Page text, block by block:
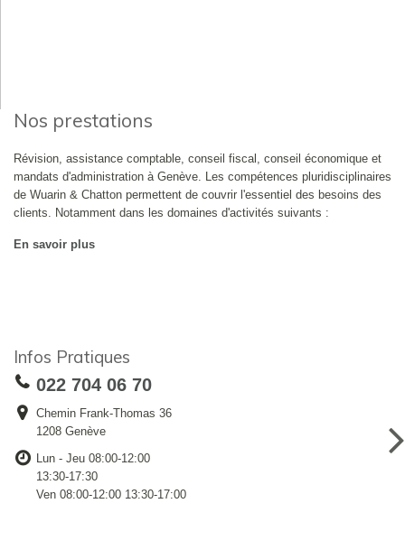
Nos prestations
Révision, assistance comptable, conseil fiscal, conseil économique et
mandats d'administration à Genève. Les compétences pluridisciplinaires
de Wuarin & Chatton permettent de couvrir l'essentiel des besoins des
clients. Notamment dans les domaines d'activités suivants :
En savoir plus
Infos Pratiques
022 704 06 70
Chemin Frank-Thomas 36
1208 Genève
Lun - Jeu 08:00-12:00
13:30-17:30
Ven 08:00-12:00 13:30-17:00